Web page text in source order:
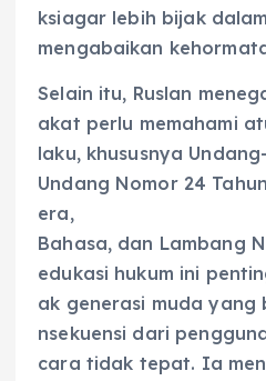
ksiagar lebih bijak
mengabaikan
Selain itu, Ruslan
akat perlu memahami
laku, khususnya Undang-
Undang Nomor 24
era,
Bahasa, dan Lambang
edukasi hukum ini
ak generasi muda yang
nsekuensi dari
cara tidak tepat. Ia